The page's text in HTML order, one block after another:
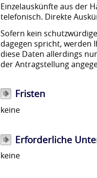
Einzelauskünfte aus der
telefonisch. Direkte
Sofern kein
dagegen spricht, werden
diese Daten allerdings
der Antragstellung
Fristen
keine
Erforderliche
keine